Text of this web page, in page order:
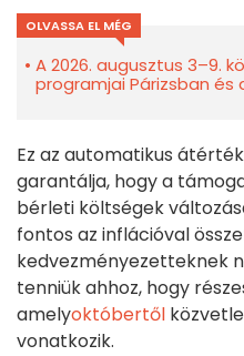
OLVASSA EL MÉG
A 2026. augusztus 3–9.
programjai Párizsban
Ez az automatikus
garantálja, hogy a
bérleti költségek
fontos az inflációval
kedvezményezetteknek
tenniük ahhoz, hogy
amelyoktóbertől
vonatkozik.